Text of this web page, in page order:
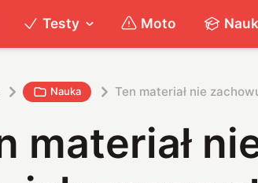
Testy Moto
Nauka Ten materiał nie
materiał